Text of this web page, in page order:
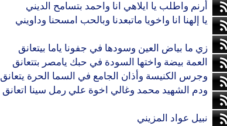
أرنم واطلب يا ايلاهي انا واحمد بتسامح الديني
يا إلهنا انا واخويا ماتبعدنا وبالحب امسحنا وداويني
زي ما بياض العين وسودها في جفونا ياما بيتعانق
العمة بيضة واختها السودة في حبك يامصر بتتعانق
وجرس الكنيسة وأذان الجامع في السما الحرة يتعانق
ودم الشهيد محمد وغالي اخوة علي رمل سينا اتعانق
نبيل عواد المزيني